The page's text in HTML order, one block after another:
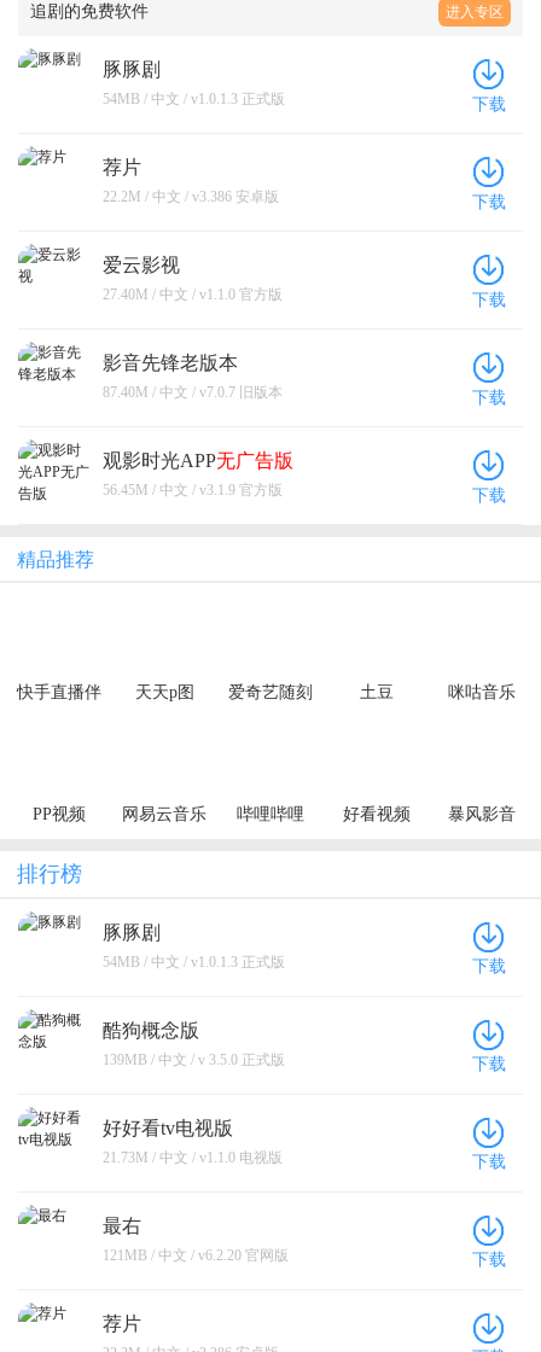
追剧的免费软件 进入专区
豚豚剧
54MB / 中文 / v1.0.1.3 正式版 下载
荐片
22.2M / 中文 / v3.386 安卓版 下载
爱云影视
27.40M / 中文 / v1.1.0 官方版 下载
影音先锋老版本
87.40M / 中文 / v7.0.7 旧版本 下载
观影时光APP无广告版
56.45M / 中文 / v3.1.9 官方版 下载
精品推荐
快手直播伴
天天p图 爱奇艺随刻 土豆 咪咕音乐
PP视频 网易云音乐 哔哩哔哩 好看视频 暴风影音
排行榜
豚豚剧
54MB / 中文 / v1.0.1.3 正式版 下载
酷狗概念版
139MB / 中文 / v 3.5.0 正式版 下载
好好看tv电视版
21.73M / 中文 / v1.1.0 电视版 下载
最右
121MB / 中文 / v6.2.20 官网版 下载
荐片